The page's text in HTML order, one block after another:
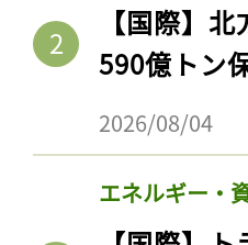
【国際】
590億トン
2026/08/04
エネルギー・